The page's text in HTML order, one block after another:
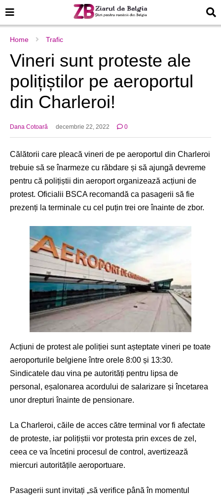
Home Trafic
Vineri sunt proteste ale
polițiștilor pe aeroportul
din Charleroi!
Dana Cotoară decembrie 22, 2022 0
Călătorii care pleacă vineri de pe aeroportul din Charleroi
trebuie să se înarmeze cu răbdare și să ajungă devreme
pentru că polițiștii din aeroport organizează acțiuni de
protest. Oficialii BSCA recomandă ca pasagerii să fie
prezenți la terminale cu cel puțin trei ore înainte de zbor.
Acțiuni de protest ale poliției sunt așteptate vineri pe toate
aeroporturile belgiene între orele 8:00 și 13:30.
Sindicatele dau vina pe autorități pentru lipsa de
personal, eșalonarea acordului de salarizare și încetarea
unor drepturi înainte de pensionare.
La Charleroi, căile de acces către terminal vor fi afectate
de proteste, iar polițiștii vor protesta prin exces de zel,
ceea ce va încetini procesul de control, avertizează
miercuri autoritățile aeroportuare.
Pasagerii sunt invitați „să verifice până în momentul